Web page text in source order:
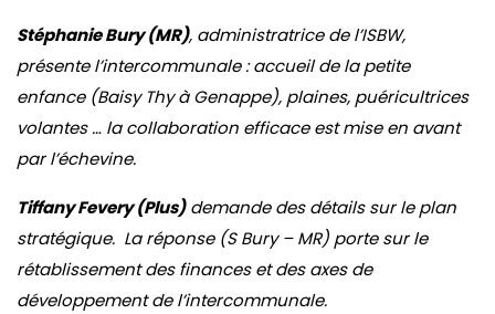
Stéphanie Bury (MR), administratrice de l’ISBW,
présente l’intercommunale : accueil de la petite
enfance (Baisy Thy à Genappe), plaines, puéricultrices
volantes … la collaboration efficace est mise en avant
par l’échevine.
Tiffany Fevery (Plus)demande des détails sur le plan
stratégique. La réponse (S Bury – MR) porte sur le
rétablissement des finances et des axes de
développement de l’intercommunale.